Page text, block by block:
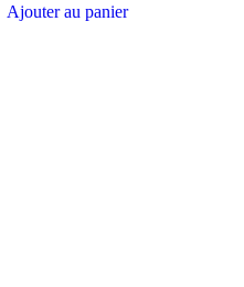
Ajouter au panier